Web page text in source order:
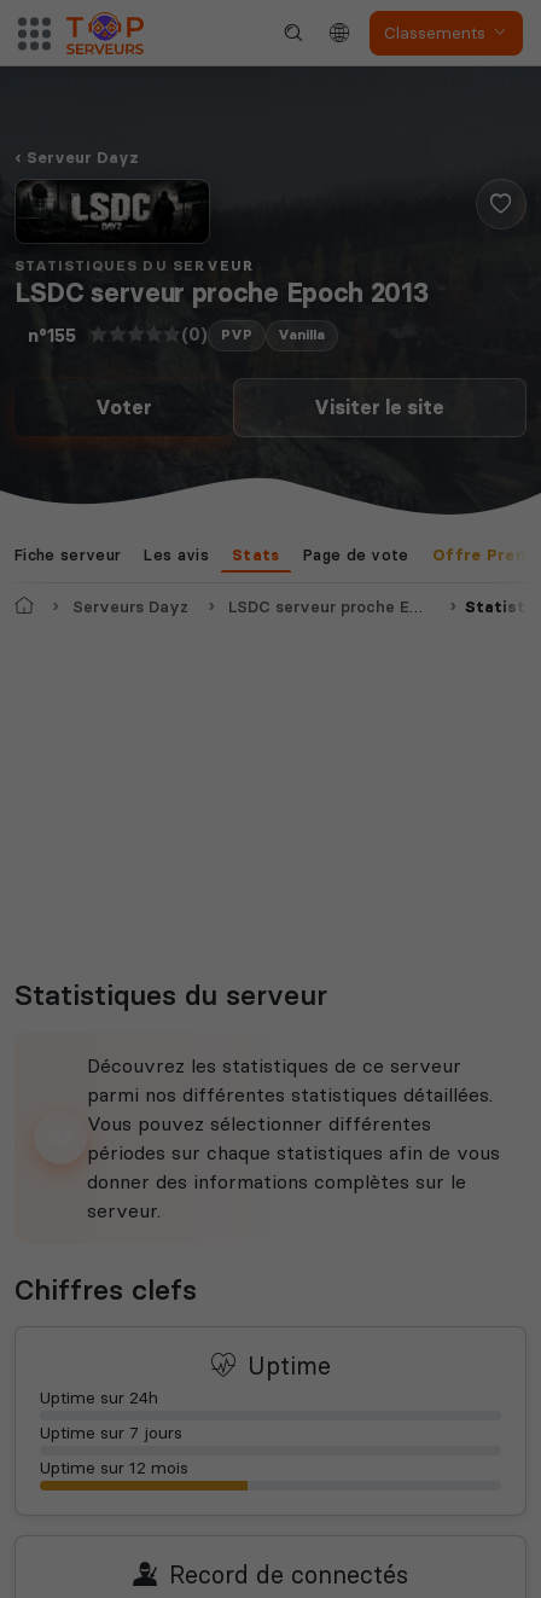
Classements
Serveur Dayz
STATISTIQUES DU SERVEUR
LSDC serveur proche Epoch 2013
n°155 (0) PVP Vanilla
Voter Visiter le site
Fiche serveur Les avis Stats Page de vote Offre
AccueilServeurs Dayz LSDC serveur proche Epoch 2013
Statistiques du serveur
Découvrez les statistiques de ce serveur
parmi nos différentes statistiques détaillées.
Vous pouvez sélectionner différentes
périodes sur chaque statistiques afin de vous
donner des informations complètes sur le
serveur.
Chiffres clefs
Uptime
Uptime sur 24h
Uptime sur 7 jours
Uptime sur 12 mois
Record de connectés